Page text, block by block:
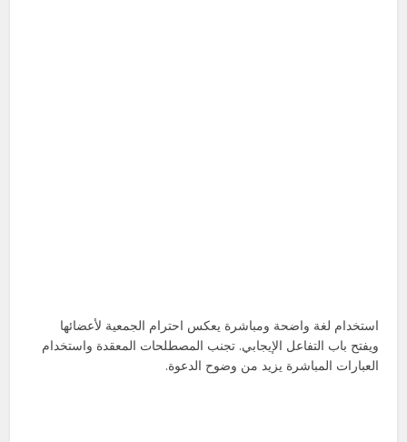
استخدام لغة واضحة ومباشرة يعكس احترام الجمعية لأعضائها
ويفتح باب التفاعل الإيجابي. تجنب المصطلحات المعقدة واستخدام
العبارات المباشرة يزيد من وضوح الدعوة.